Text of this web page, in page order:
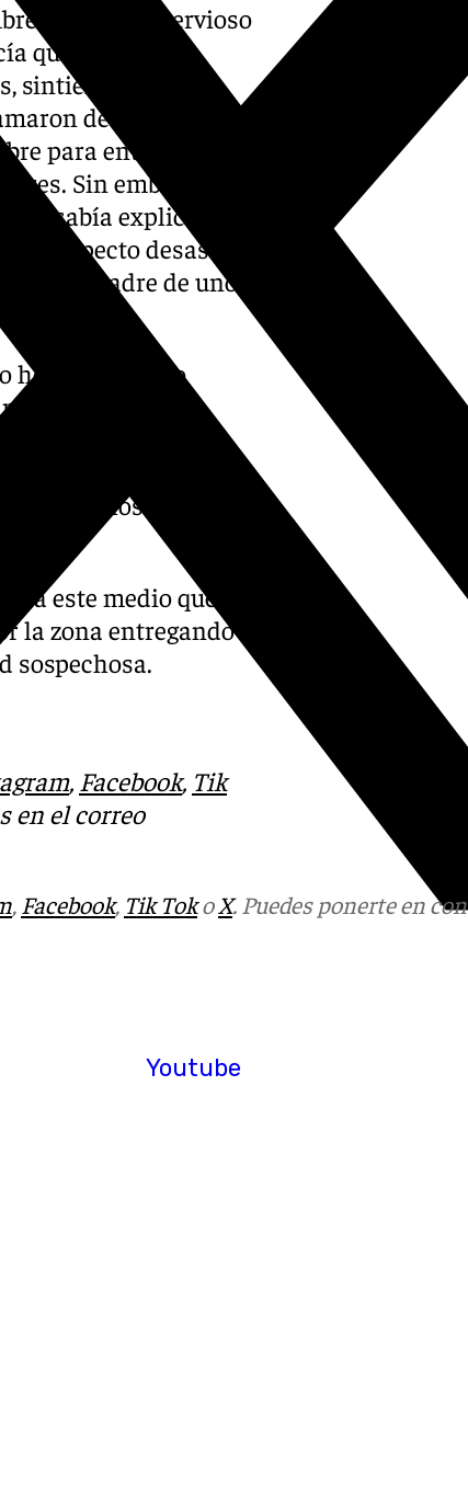
Youtube
se mostró nervioso
que se llevó al
sintiéndose
de inmediato.
para entender qué
Sin embargo, su
no sabía explicar sus
y aspecto desaseado,
la madre de uno
hoy calma pero
de la Policía
mi
esperamos que se
con los más
a este medio que no
la zona entregando
sospechosa.
, Facebook, Tik
en el correo
, Facebook, Tik TokoX. Puedes ponerte en